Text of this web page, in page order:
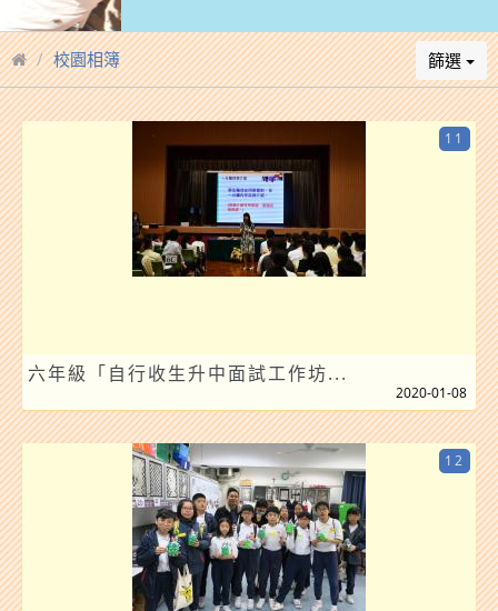
校園相簿 篩選
六年級「自行收生升中面試工作坊...
11
2020-01-08
12